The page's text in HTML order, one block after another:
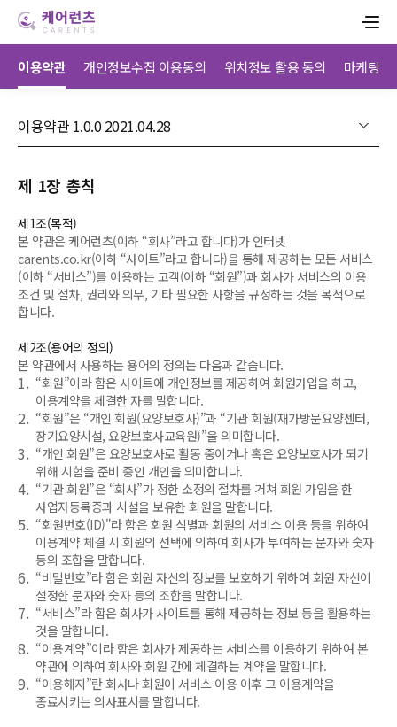
이용약관 개인정보수집 이용동의 위치정보 활용 동의 마케팅
제 1장 총칙
제1조(목적)
본 약관은 케어런츠(이하 “회사”라고 합니다)가 인터넷
carents.co.kr(이하 “사이트”라고 합니다)을 통해 제공하는 모든 서비스
(이하 “서비스”)를 이용하는 고객(이하 “회원”)과 회사가 서비스의 이용
조건 및 절차, 권리와 의무, 기타 필요한 사항을 규정하는 것을 목적으로
합니다.
제2조(용어의 정의)
본 약관에서 사용하는 용어의 정의는 다음과 같습니다.
1. “회원”이라 함은 사이트에 개인정보를 제공하여 회원가입을 하고,
이용계약을 체결한 자를 말합니다.
2. “회원”은 “개인 회원(요양보호사)”과 “기관 회원(재가방문요양센터,
장기요양시설, 요양보호사교육원)”을 의미합니다.
3. “개인 회원”은 요양보호사로 활동 중이거나 혹은 요양보호사가 되기
위해 시험을 준비 중인 개인을 의미합니다.
4. “기관 회원”은 “회사”가 정한 소정의 절차를 거쳐 회원 가입을 한
사업자등록증과 시설을 보유한 회원을 말합니다.
5. “회원번호(ID)"라 함은 회원 식별과 회원의 서비스 이용 등을 위하여
이용계약 체결 시 회원의 선택에 의하여 회사가 부여하는 문자와 숫자
등의 조합을 말합니다.
6. “비밀번호”라 함은 회원 자신의 정보를 보호하기 위하여 회원 자신이
설정한 문자와 숫자 등의 조합을 말합니다.
7. “서비스”라 함은 회사가 사이트를 통해 제공하는 정보 등을 활용하는
것을 말합니다.
8. “이용계약”이라 함은 회사가 제공하는 서비스를 이용하기 위하여 본
약관에 의하여 회사와 회원 간에 체결하는 계약을 말합니다.
9. “이용해지”란 회사나 회원이 서비스 이용 이후 그 이용계약을
종료시키는 의사표시를 말합니다.